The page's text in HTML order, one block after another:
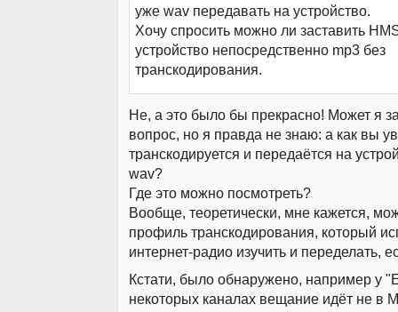
уже wav передавать на устройство.
Хочу спросить можно ли заставить
устройство непосредственно mp3 без
транскодирования.
Не, а это было бы прекрасно! Может я
вопрос, но я правда не знаю: а как вы
транскодируется и передаётся на
wav?
Где это можно посмотреть?
Вообще, теоретически, мне кажется,
профиль транскодирования, который
интернет-радио изучить и переделать,
Кстати, было обнаружено, например у
некоторых каналах вещание идёт не в